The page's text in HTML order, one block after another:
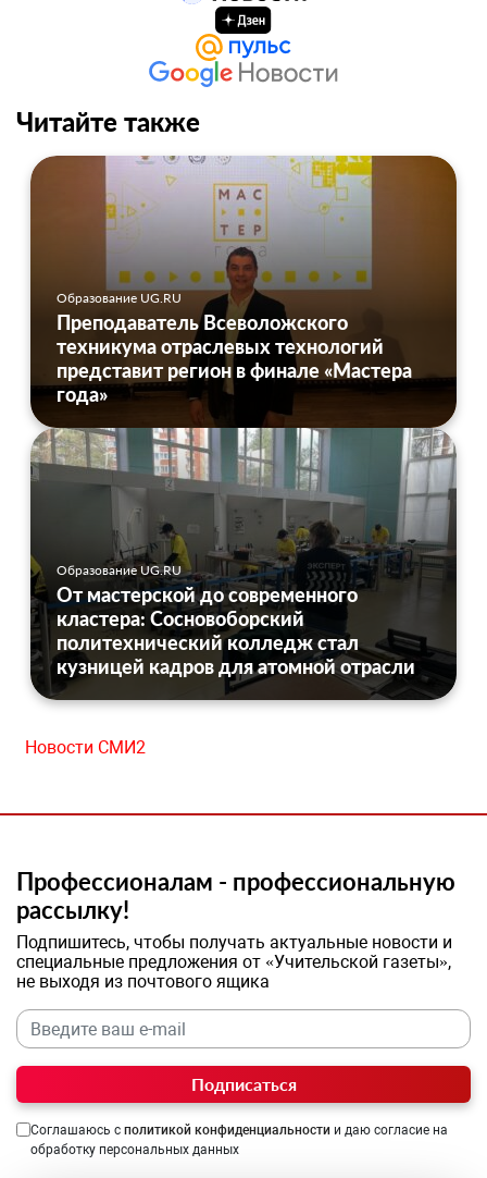
Читайте также
Образование UG.RU
Преподаватель Всеволожского
техникума отраслевых технологий
представит регион в финале «Мастера
года»
Образование UG.RU
От мастерской до современного
кластера: Сосновоборский
политехнический колледж стал
кузницей кадров для атомной отрасли
Новости СМИ2
Профессионалам - профессиональную
рассылку!
Подпишитесь, чтобы получать актуальные новости и
специальные предложения от «Учительской газеты»,
не выходя из почтового ящика
Подписаться
Соглашаюсь с политикой конфиденциальности и даю согласие на
обработку персональных данных